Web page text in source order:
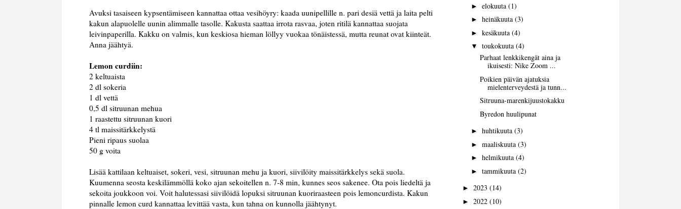
Avuksi tasaiseen kypsentämiseen kannattaa ottaa vesihöyry: kaada uunipellille n. pari desiä vettä ja laita pelti
kakun alapuolelle uunin alimmalle tasolle. Kakusta saattaa irrota rasvaa, joten ritilä kannattaa suojata
leivinpaperilla. Kakku on valmis, kun keskiosa hieman löllyy vuokaa tönäistessä, mutta reunat ovat kiinteät.
Anna jäähtyä.
Lemon curdiin:
2 keltuaista
2 dl sokeria
1 dl vettä
0,5 dl sitruunan mehua
1 raastettu sitruunan kuori
4 tl maissitärkkelystä
Pieni ripaus suolaa
50 g voita
Lisää kattilaan keltuaiset, sokeri, vesi, sitruunan mehu ja kuori, siivilöity maissitärkkelys sekä suola.
Kuumenna seosta keskilämmöllä koko ajan sekoitellen n. 7-8 min, kunnes seos sakenee. Ota pois liedeltä ja
sekoita joukkoon voi. Voit halutessasi siivilöidä lopuksi sitruunan kuoriraasteen pois lemoncurdista. Kakun
pinnalle lemon curd kannattaa levittää vasta, kun tahna on kunnolla jäähtynyt.
► elokuuta (1)
► heinäkuuta (3)
► kesäkuuta (4)
▼ toukokuuta (4)
Parhaat lenkkikengät aina ja
ikuisesti: Nike Zoom ...
Poikien päivän ajatuksia
mielenterveydestä ja tunn...
Sitruuna-marenkijuustokakku
Byredon huulipunat
► huhtikuuta (3)
► maaliskuuta (3)
► helmikuuta (4)
► tammikuuta (2)
► 2023 (14)
► 2022 (10)